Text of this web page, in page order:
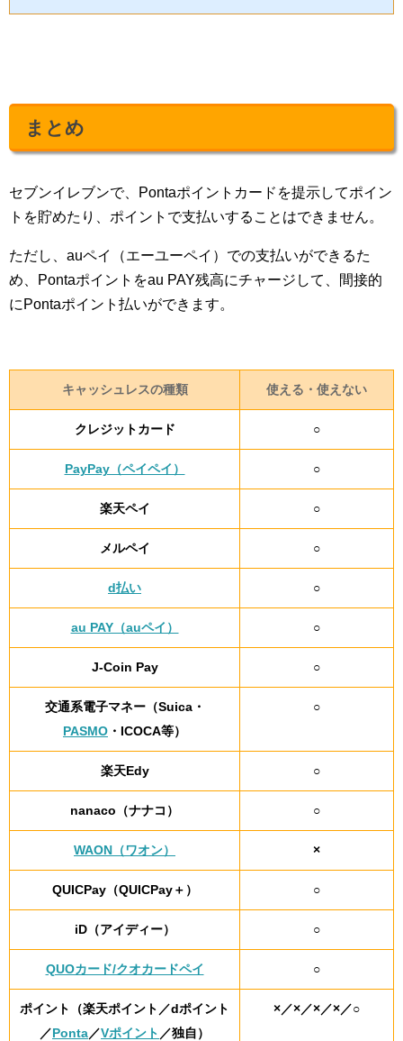
まとめ
セブンイレブンで、Pontaポイントカードを提示してポイン
トを貯めたり、ポイントで支払いすることはできません。
ただし、auペイ（エーユーペイ）での支払いができるた
め、Pontaポイントをau PAY残高にチャージして、間接的
にPontaポイント払いができます。
キャッシュレスの種類 使える・使えない
クレジットカード ○
PayPay（ペイペイ） ○
楽天ペイ ○
メルペイ ○
d払い ○
au PAY（auペイ） ○
J-Coin Pay ○
交通系電子マネー（Suica・
PASMO ・ICOCA等）
○
楽天Edy ○
nanaco（ナナコ） ○
WAON（ワオン） ×
QUICPay（QUICPay＋） ○
iD（アイディー） ○
QUOカード/クオカードペイ ○
ポイント（楽天ポイント／dポイント
／Ponta／Vポイント ／独自）
×／×／×／×／○